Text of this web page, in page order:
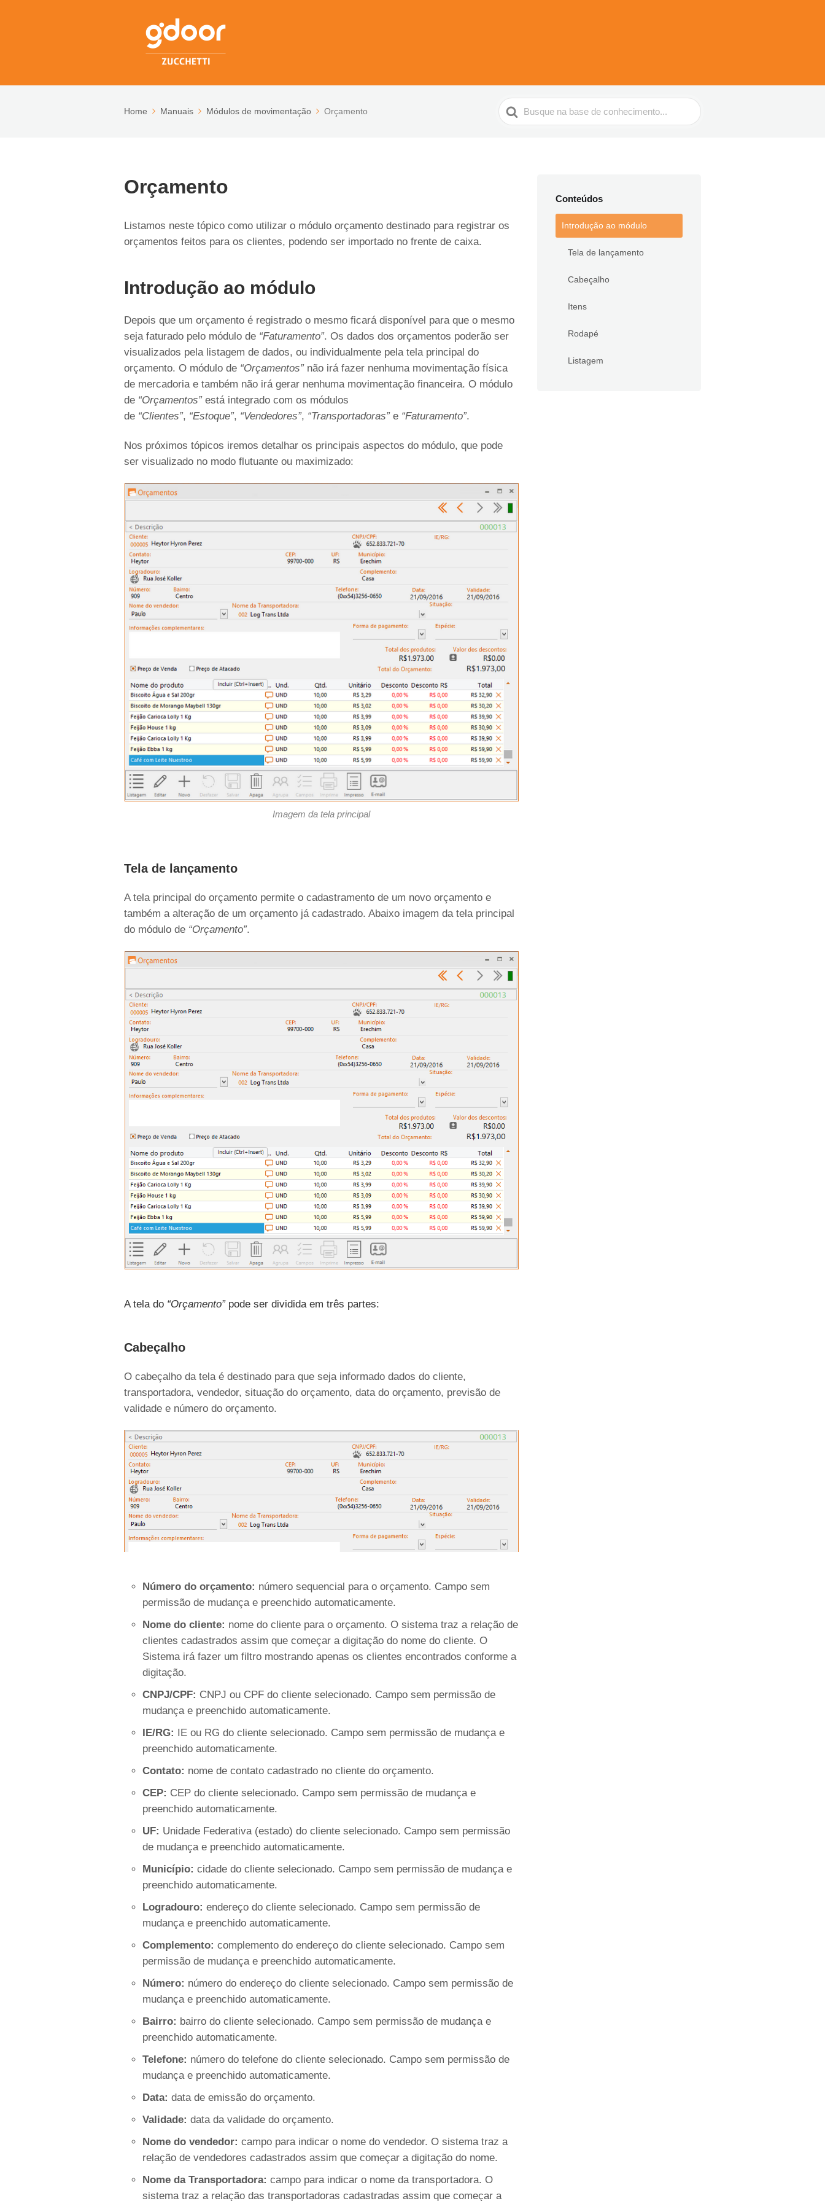
Home Manuais Módulos de movimentação Orçamento Pesquisar
Orçamento
Listamos neste tópico como utilizar o módulo orçamento destinado para registrar os
orçamentos feitos para os clientes, podendo ser importado no frente de caixa.
Introdução ao módulo
Depois que um orçamento é registrado o mesmo ficará disponível para que o mesmo
seja faturado pelo módulo de “Faturamento”. Os dados dos orçamentos poderão ser
visualizados pela listagem de dados, ou individualmente pela tela principal do
orçamento. O módulo de “Orçamentos”não irá fazer nenhuma movimentação física
de mercadoria e também não irá gerar nenhuma movimentação financeira. O módulo
de “Orçamentos”está integrado com os módulos
de “Clientes”, “Estoque”, “Vendedores”, “Transportadoras”e “Faturamento”.
Nos próximos tópicos iremos detalhar os principais aspectos do módulo, que pode
ser visualizado no modo flutuante ou maximizado:
Imagem da tela principal
Tela de lançamento
A tela principal do orçamento permite o cadastramento de um novo orçamento e
também a alteração de um orçamento já cadastrado. Abaixo imagem da tela principal
do módulo de “Orçamento”.
A tela do “Orçamento”pode ser dividida em três partes:
Cabeçalho
O cabeçalho da tela é destinado para que seja informado dados do cliente,
transportadora, vendedor, situação do orçamento, data do orçamento, previsão de
validade e número do orçamento.
Número do orçamento: número sequencial para o orçamento. Campo sem
permissão de mudança e preenchido automaticamente.
Nome do cliente: nome do cliente para o orçamento. O sistema traz a relação de
clientes cadastrados assim que começar a digitação do nome do cliente. O
Sistema irá fazer um filtro mostrando apenas os clientes encontrados conforme a
digitação.
CNPJ/CPF: CNPJ ou CPF do cliente selecionado. Campo sem permissão de
mudança e preenchido automaticamente.
IE/RG:
IE ou RG do cliente selecionado. Campo sem permissão de mudança e
preenchido automaticamente.
Contato: nome de contato cadastrado no cliente do orçamento.
CEP: CEP do cliente selecionado. Campo sem permissão de mudança e
preenchido automaticamente.
UF: Unidade Federativa (estado) do cliente selecionado. Campo sem permissão
de mudança e preenchido automaticamente.
Município: cidade do cliente selecionado. Campo sem permissão de mudança e
preenchido automaticamente.
Logradouro: endereço do cliente selecionado. Campo sem permissão de
mudança e preenchido automaticamente.
Complemento: complemento do endereço do cliente selecionado. Campo sem
permissão de mudança e preenchido automaticamente.
Número: número do endereço do cliente selecionado. Campo sem permissão de
mudança e preenchido automaticamente.
Bairro: bairro do cliente selecionado. Campo sem permissão de mudança e
preenchido automaticamente.
Telefone: número do telefone do cliente selecionado. Campo sem permissão de
mudança e preenchido automaticamente.
Data: data de emissão do orçamento.
Validade: data da validade do orçamento.
Nome do vendedor: campo para indicar o nome do vendedor. O sistema traz a
relação de vendedores cadastrados assim que começar a digitação do nome.
Nome da Transportadora: campo para indicar o nome da transportadora. O
sistema traz a relação das transportadoras cadastradas assim que começar a
Conteúdos
Introdução ao módulo
Tela de lançamento
Cabeçalho
Itens
Rodapé
Listagem